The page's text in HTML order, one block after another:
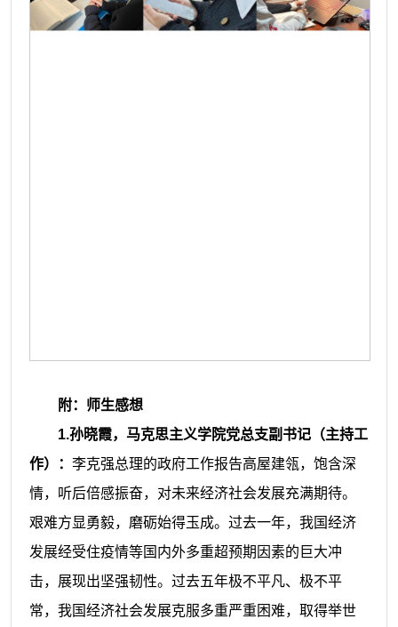
附： 师生感想
1.孙晓霞，马克思主义学院党总支副书记（主持工
作）： 李克强总理的政府工作报告高屋建瓴，饱含深
情，听后倍感振奋，对未来经济社会发展充满期待。
艰难方显勇毅，磨砺始得玉成。过去一年，我国经济
发展经受住疫情等国内外多重超预期因素的巨大冲
击，展现出坚强韧性。过去五年极不平凡、极不平
常，我国经济社会发展克服多重严重困难，取得举世